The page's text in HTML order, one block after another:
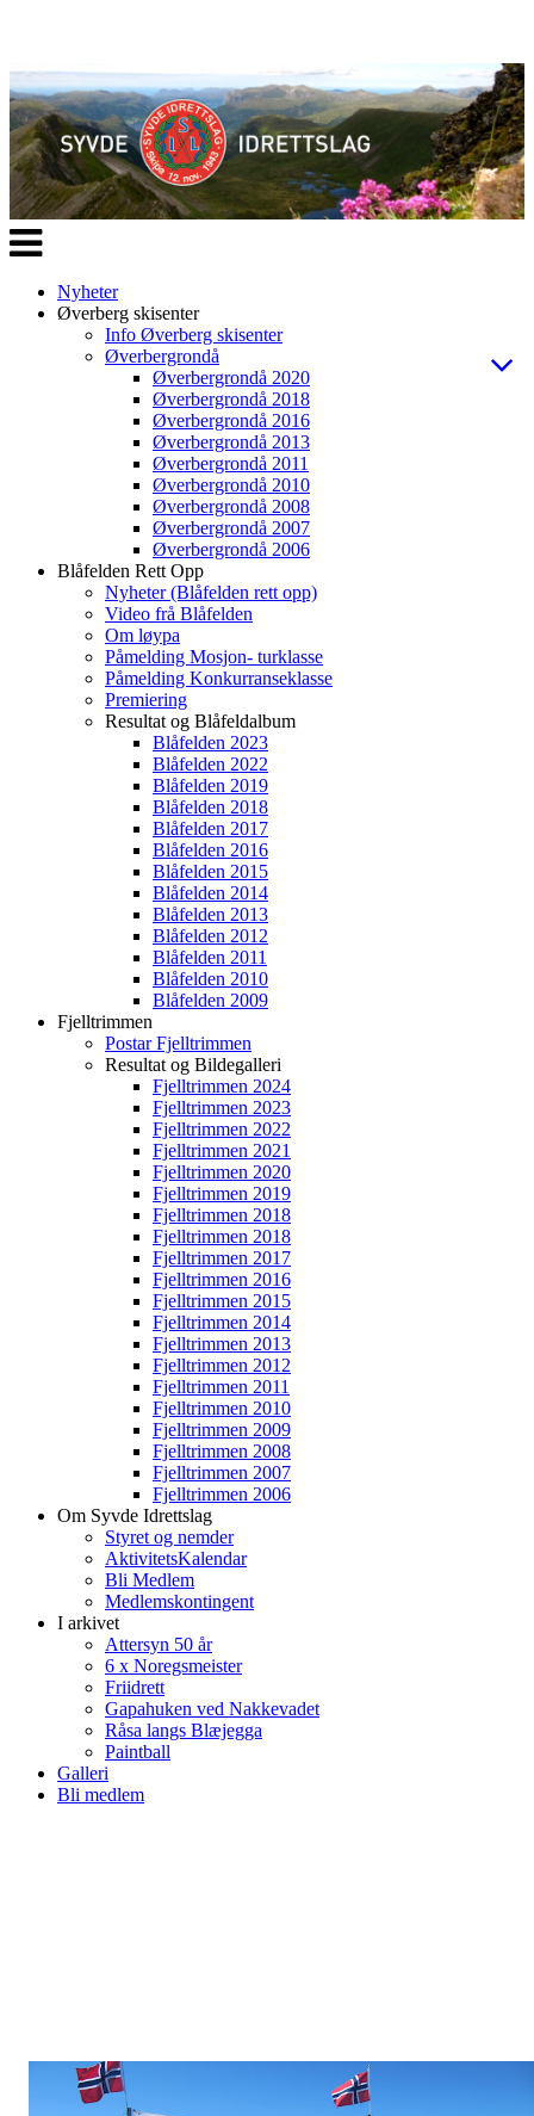
Veksle
navigasjon
Nyheter
Øverberg skisenter
Info Øverberg skisenter
Øverbergrondå
Øverbergrondå 2020
Øverbergrondå 2018
Øverbergrondå 2016
Øverbergrondå 2013
Øverbergrondå 2011
Øverbergrondå 2010
Øverbergrondå 2008
Øverbergrondå 2007
Øverbergrondå 2006
Blåfelden Rett Opp
Nyheter (Blåfelden rett opp)
Video frå Blåfelden
Om løypa
Påmelding Mosjon- turklasse
Påmelding Konkurranseklasse
Premiering
Resultat og Blåfeldalbum
Blåfelden 2023
Blåfelden 2022
Blåfelden 2019
Blåfelden 2018
Blåfelden 2017
Blåfelden 2016
Blåfelden 2015
Blåfelden 2014
Blåfelden 2013
Blåfelden 2012
Blåfelden 2011
Blåfelden 2010
Blåfelden 2009
Fjelltrimmen
Postar Fjelltrimmen
Resultat og Bildegalleri
Fjelltrimmen 2024
Fjelltrimmen 2023
Fjelltrimmen 2022
Fjelltrimmen 2021
Fjelltrimmen 2020
Fjelltrimmen 2019
Fjelltrimmen 2018
Fjelltrimmen 2018
Fjelltrimmen 2017
Fjelltrimmen 2016
Fjelltrimmen 2015
Fjelltrimmen 2014
Fjelltrimmen 2013
Fjelltrimmen 2012
Fjelltrimmen 2011
Fjelltrimmen 2010
Fjelltrimmen 2009
Fjelltrimmen 2008
Fjelltrimmen 2007
Fjelltrimmen 2006
Om Syvde Idrettslag
Styret og nemder
AktivitetsKalendar
Bli Medlem
Medlemskontingent
I arkivet
Attersyn 50 år
6 x Noregsmeister
Friidrett
Gapahuken ved Nakkevadet
Råsa langs Blæjegga
Paintball
Galleri
Bli medlem